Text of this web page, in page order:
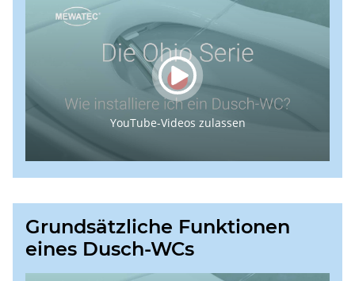
YouTube-Videos zulassen
Grundsätzliche Funktionen
eines Dusch-WCs